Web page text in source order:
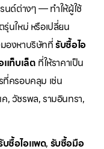
นด์ต่างๆ — ทำให้ผู้ใช้
รุ่นใหม่ หรือเปลี่ยน
มองหาบริษัทที่รับซื้อไอ
แท็บเล็ตที่ให้ราคาเป็น
ที่ครอบคลุม เช่น
, วัชรพล, รามอินทรา,
บซื้อไอแพด, รับซื้อมือ